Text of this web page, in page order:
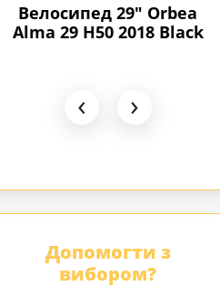
Велосипед 29" Orbea
Alma 29 H50 2019
‹ ›
Допомогти з
вибором?